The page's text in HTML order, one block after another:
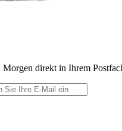
direkt in Ihrem